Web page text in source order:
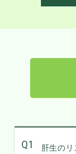
Q1
肝生の